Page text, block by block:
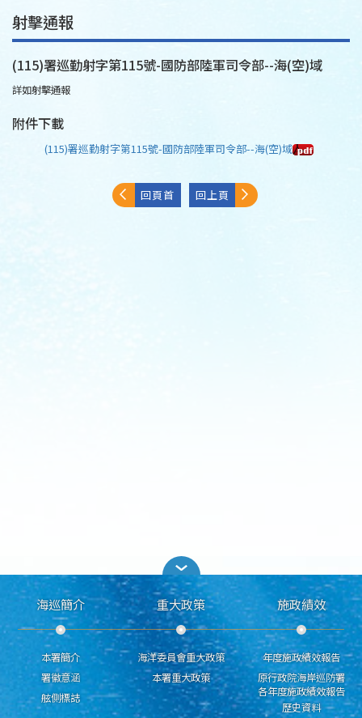
射擊通報
(115)署巡勤射字第115號-國防部陸軍司令部--海(空)域
詳如射擊通報
附件下載
(115)署巡勤射字第115號-國防部陸軍司令部--海(空)域
回頁首 回上頁
海巡簡介
本署簡介
署徽意涵
舷側標誌
重大政策
海洋委員會重大政策
本署重大政策
施政績效
年度施政績效報告
原行政院海岸巡防署
各年度施政績效報告
歷史資料